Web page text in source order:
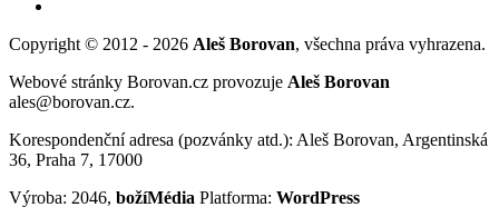
Copyright © 2012 - 2026 Aleš Borovan, všechna práva vyhrazena.
Webové stránky Borovan.cz provozuje Aleš Borovan
ales@borovan.cz.
Korespondenční adresa (pozvánky atd.): Aleš Borovan, Argentinská
36, Praha 7, 17000
Výroba: 2046, božíMédia Platforma: WordPress